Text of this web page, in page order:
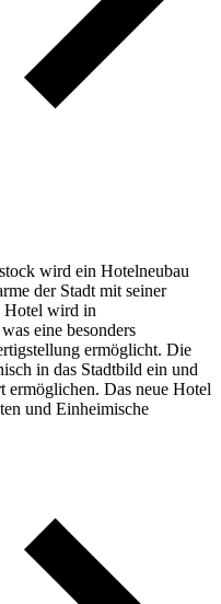
wird ein Hotelneubau
der Stadt mit seiner
Hotel wird in
eine besonders
ermöglicht. Die
in das Stadtbild ein und
ermöglichen. Das neue Hotel
und Einheimische